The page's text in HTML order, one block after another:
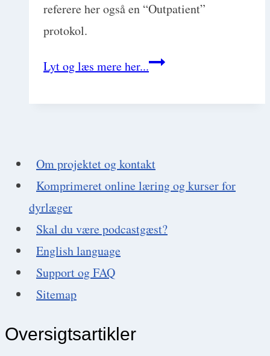
referere her også en “Outpatient”
protokol.
Lyt og læs mere her...Parvovirus
hunde:
(en
stor
en
Om projektet og kontakt
Komprimeret online læring og kurser for
dyrlæger
Skal du være podcastgæst?
English language
Support og FAQ
Sitemap
Oversigtsartikler